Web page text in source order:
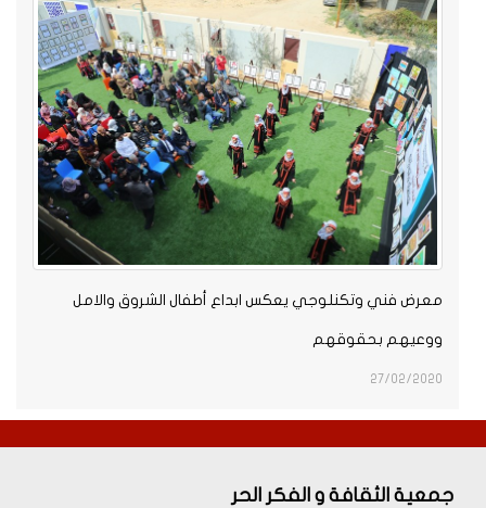
معرض فني وتكنلوجي يعكس ابداع أطفال الشروق والامل
ووعيهم بحقوقهم
27/02/2020
جمعية الثقافة و الفكر الحر